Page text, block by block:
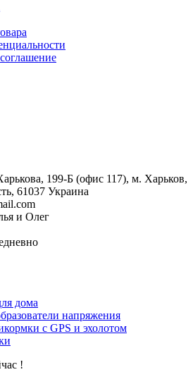
199-Б (офис 117), м. Харьков,
61037 Украина
и Олег
дома
напряжения
с GPS и эхолотом
!